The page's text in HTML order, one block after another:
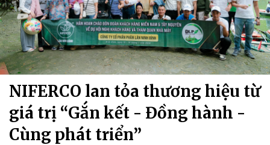
NIFERCO lan tỏa thương hiệu từ
giá trị “Gắn kết - Đồng hành -
Cùng phát triển”